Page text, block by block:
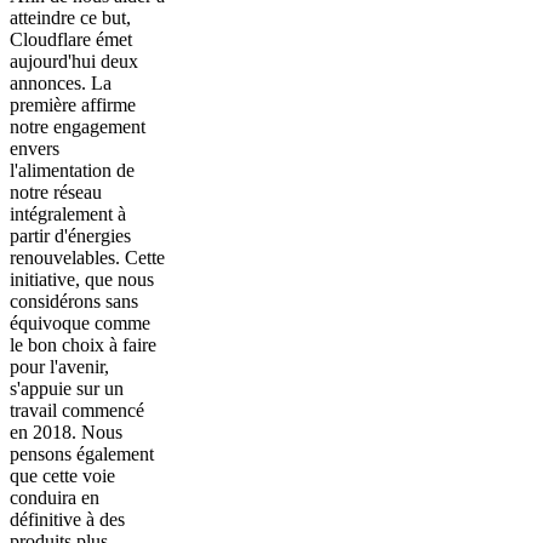
atteindre ce but,
Cloudflare émet
aujourd'hui deux
annonces. La
première affirme
notre engagement
envers
l'alimentation de
notre réseau
intégralement à
partir d'énergies
renouvelables. Cette
initiative, que nous
considérons sans
équivoque comme
le bon choix à faire
pour l'avenir,
s'appuie sur un
travail commencé
en 2018. Nous
pensons également
que cette voie
conduira en
définitive à des